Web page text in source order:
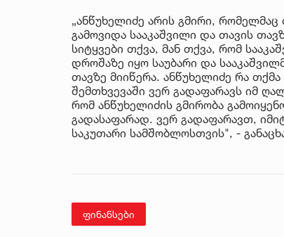
„ანწუხელიძე არის გმირი,
გამოვიდა სააკაშვილი და თავის
სიტყვები თქვა, მან თქვა, რომ
დროშაზე იყო საუბარი და
თავზე მიიწერა. ანწუხელიძე რა
შემთხვევაში ვერ გადაფარავს იმ
რომ ანწუხელიძის გმირობა
გადასაფარად. ვერ გადაფარავთ,
საკუთარი სამშობლოსთვის", -
ფინანსები